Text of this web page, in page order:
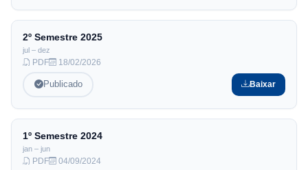
2º Semestre 2025
jul – dez
PDF 18/02/2026
Publicado Baixar
1º Semestre 2024
jan – jun
PDF 04/09/2024